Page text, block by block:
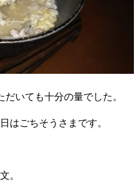
いても十分の量でした。
はごちそうさまです。
。